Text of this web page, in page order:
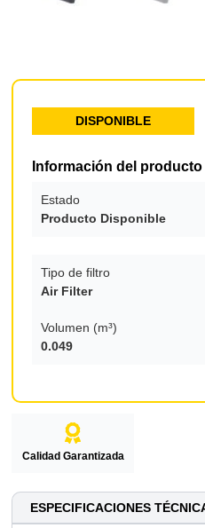
DISPONIBLE
Información del producto
Estado
Producto Disponible
Tipo de filtro
Air Filter
Volumen (m³)
0.049
Calidad Garantizada
ESPECIFICACIONES